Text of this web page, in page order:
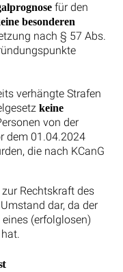
für den
besonderen
nach § 57 Abs.
verhängte Strafen
keine
von der
dem 01.04.2024
die nach KCanG
Rechtskraft des
dar, da der
(erfolglosen)